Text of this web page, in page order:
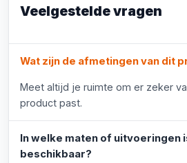
Veelgestelde vragen
Wat zijn de afmetingen van dit
Meet altijd je ruimte om er zeker
product past.
In welke maten of uitvoeringen
beschikbaar?